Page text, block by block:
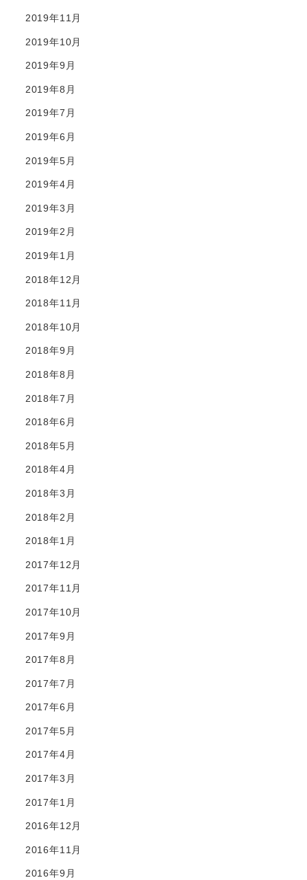
2019年11月
2019年10月
2019年9月
2019年8月
2019年7月
2019年6月
2019年5月
2019年4月
2019年3月
2019年2月
2019年1月
2018年12月
2018年11月
2018年10月
2018年9月
2018年8月
2018年7月
2018年6月
2018年5月
2018年4月
2018年3月
2018年2月
2018年1月
2017年12月
2017年11月
2017年10月
2017年9月
2017年8月
2017年7月
2017年6月
2017年5月
2017年4月
2017年3月
2017年1月
2016年12月
2016年11月
2016年9月